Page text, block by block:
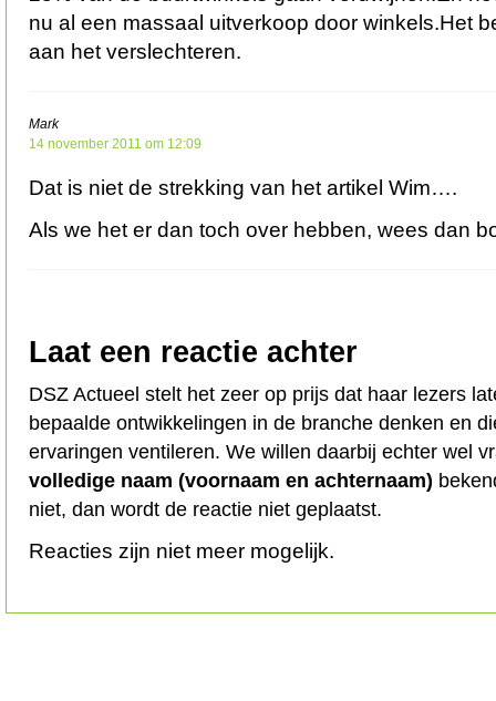
nu al een massaal uitverkoop door winkels.Het
aan het verslechteren.
Mark
14 november 2011 om 12:09
Dat is niet de strekking van het artikel Wim….
Als we het er dan toch over hebben, wees dan
Laat een reactie achter
DSZ Actueel stelt het zeer op prijs dat haar lezers
bepaalde ontwikkelingen in de branche denken en
ervaringen ventileren. We willen daarbij echter wel
volledige naam (voornaam en achternaam)
niet, dan wordt de reactie niet geplaatst.
Reacties zijn niet meer mogelijk.